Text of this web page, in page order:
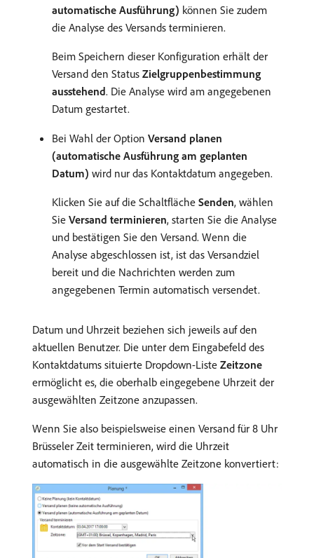
automatische Ausführung) können Sie zudem
die Analyse des Versands terminieren.
Beim Speichern dieser Konfiguration erhält der
Versand den Status Zielgruppenbestimmung
ausstehend. Die Analyse wird am angegebenen
Datum gestartet.
Bei Wahl der Option Versand planen
(automatische Ausführung am geplanten
Datum) wird nur das Kontaktdatum angegeben.
Klicken Sie auf die Schaltfläche Senden, wählen
Sie Versand terminieren, starten Sie die Analyse
und bestätigen Sie den Versand. Wenn die
Analyse abgeschlossen ist, ist das Versandziel
bereit und die Nachrichten werden zum
angegebenen Termin automatisch versendet.
Datum und Uhrzeit beziehen sich jeweils auf den
aktuellen Benutzer. Die unter dem Eingabefeld des
Kontaktdatums situierte Dropdown-Liste Zeitzone
ermöglicht es, die oberhalb eingegebene Uhrzeit der
ausgewählten Zeitzone anzupassen.
Wenn Sie also beispielsweise einen Versand für 8 Uhr
Brüsseler Zeit terminieren, wird die Uhrzeit
automatisch in die ausgewählte Zeitzone konvertiert: